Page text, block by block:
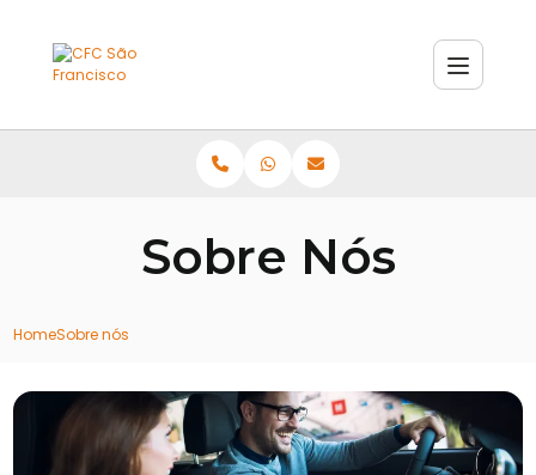
Sobre Nós
HomeSobre nós